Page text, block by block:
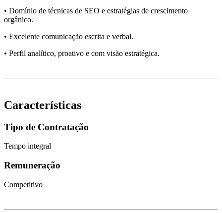
• Domínio de técnicas de SEO e estratégias de crescimento
orgânico.
• Excelente comunicação escrita e verbal.
• Perfil analítico, proativo e com visão estratégica.
Características
Tipo de Contratação
Tempo integral
Remuneração
Competitivo